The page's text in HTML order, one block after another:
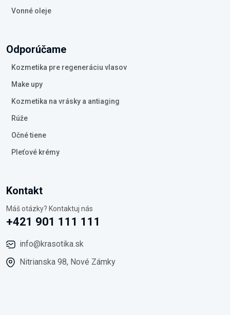
Vonné oleje
Odporúčame
Kozmetika pre regeneráciu vlasov
Make upy
Kozmetika na vrásky a antiaging
Rúže
Očné tiene
Pleťové krémy
Kontakt
Máš otázky? Kontaktuj nás
+421 901 111 111
info@krasotika.sk
Nitrianska 98, Nové Zámky